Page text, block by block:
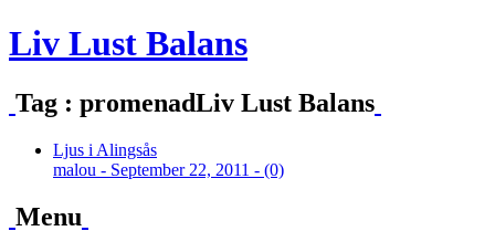
Liv Lust Balans
Tag : promenadLiv Lust Balans
Ljus i Alingsås
malou - September 22, 2011 - (0)
Menu